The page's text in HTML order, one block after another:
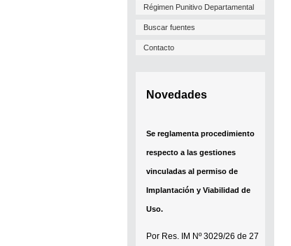
Régimen Punitivo Departamental
Buscar fuentes
Contacto
Novedades
Se reglamenta procedimiento
respecto a las gestiones
vinculadas al permiso de
Implantación y Viabilidad de
Uso.
Por Res. IM Nº 3029/26 de 27